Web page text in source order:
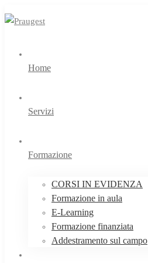
Home
Servizi
Formazione
CORSI IN EVIDENZA
Formazione in aula
E-Learning
Formazione finanziata
Addestramento sul campo